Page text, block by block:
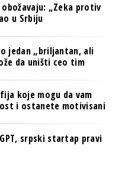
„Zeka protiv
u Srbiju
jedan „briljantan, ali
da uništi ceo tim
koje mogu da vam
i ostanete motivisani
srpski startap pravi